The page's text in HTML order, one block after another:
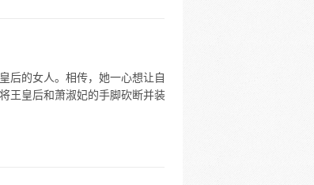
后的女人。相传，她一心想让自
王皇后和萧淑妃的手脚砍断并装